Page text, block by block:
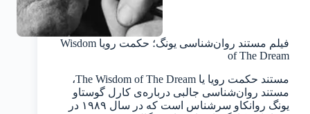
فیلم مستند روان‌شناسی یونگ؛ حکمت رویا Wisdom
of The Dream
مستند حکمت رویا یا The Wisdom of The Dream،
مستند روان‌شناسی جالبی درباره‌ی کارل گوستاو
یونگ روانکاو سرشناس است که در سال ۱۹۸۹ در